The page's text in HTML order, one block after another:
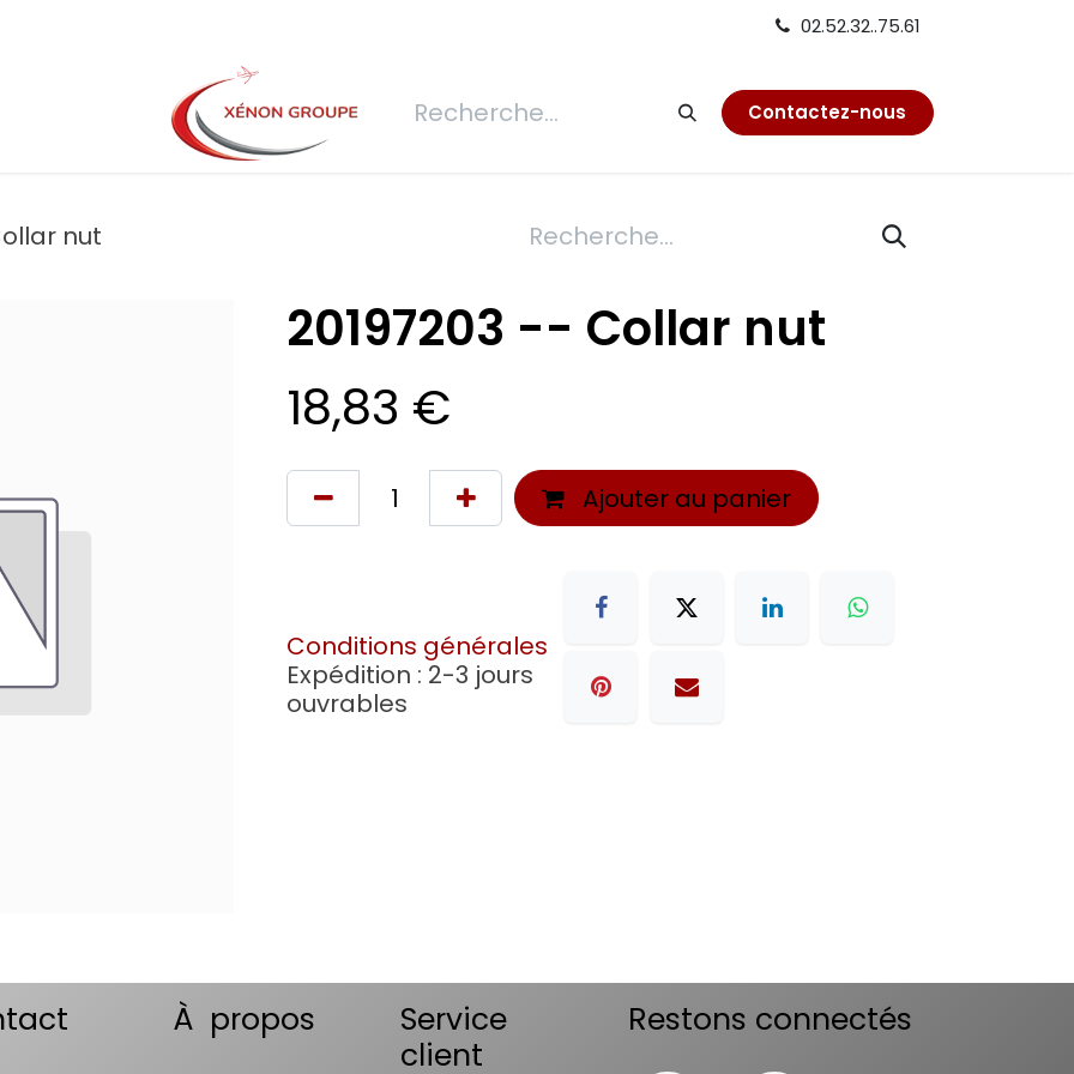
02.52.32..75.61
Demande de devis Connexion Réfection Contactez-nous
nut
20197203 -- Collar nut
18,83 €
Ajouter au panier
Conditions générales
Expédition : 2-3 jours
ouvrables
À propos
Service
client
Restons connectés